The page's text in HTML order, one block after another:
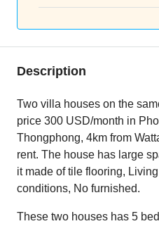
Description
Two villa houses on the
price 300 USD/month in
Thongphong, 4km from
rent. The house has large
it made of tile flooring,
conditions, No furnished.
These two houses has 5